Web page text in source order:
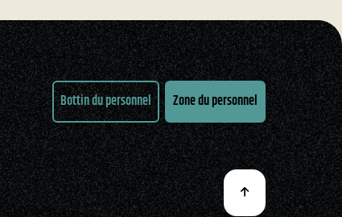
Bottin du personnel Zone du personnel